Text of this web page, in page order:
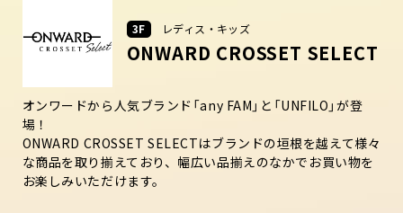
3F レディス・キッズ
ONWARD CROSSET SELECT
オンワードから人気ブランド「any FAM」と「UNFILO」が登
場！
ONWARD CROSSET SELECTはブランドの垣根を越えて様々
な商品を取り揃えており、幅広い品揃えのなかでお買い物を
お楽しみいただけます。